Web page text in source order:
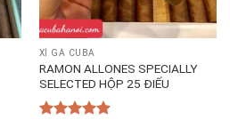
XÌ GÀ CUBA
RAMON ALLONES SPECIALLY
SELECTED HỘP 25 ĐIẾU